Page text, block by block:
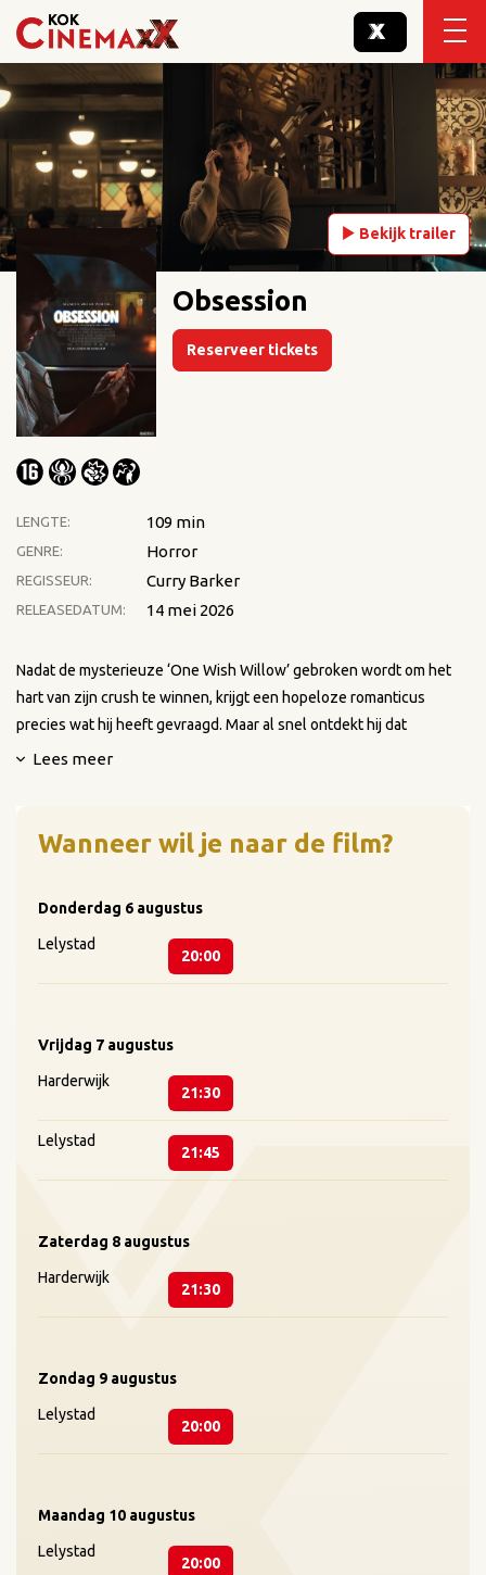
Bekijk trailer
Obsession
Reserveer tickets
LENGTE: 109 min
GENRE: Horror
REGISSEUR: Curry Barker
RELEASEDATUM: 14 mei 2026
Nadat de mysterieuze ‘One Wish Willow’ gebroken wordt om het
hart van zijn crush te winnen, krijgt een hopeloze romanticus
precies wat hij heeft gevraagd. Maar al snel ontdekt hij dat
sommige verlangens een duistere, sinistere prijs hebben.
Lees meer
Wanneer wil je naar de film?
Donderdag 6 augustus
Lelystad
20:00
Vrijdag 7 augustus
Harderwijk
21:30
Lelystad
21:45
Zaterdag 8 augustus
Harderwijk
21:30
Zondag 9 augustus
Lelystad
20:00
Maandag 10 augustus
Lelystad
20:00